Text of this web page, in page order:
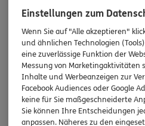
sowie auch gesetzliche
dazu an. Ich biete Beratung
Versicherungsvermittlung
ferner sonstige
Mehr Informationen
Einstellungen zum
Wenn Sie auf "Alle akzeptieren"
und ähnlichen Technologien
eine zuverlässige Funktion der
Messung von Marketingaktivitäten
Inhalte und Werbeanzeigen zur
Facebook Audiences oder Google
keine für Sie maßgeschneiderte
Sie können Ihre Entscheidungen
anpassen. Näheres zu den